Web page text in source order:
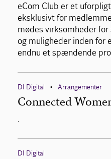
eCom Club er et
eksklusivt for
mødes virksomheder
og muligheder inden for
endnu et spændende
DI Digital • Arrangementer
Connected
.
DI Digital